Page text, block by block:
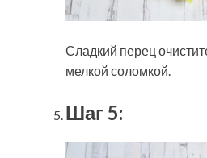
Сладкий перец
мелкой соломкой.
Шаг 5: